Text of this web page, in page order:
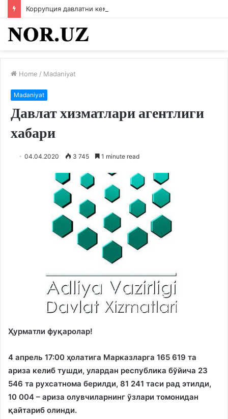
Коррупция давлатни кемиради
Home / Madaniyat
Madaniyat
Давлат хизматлари агентлиги
хабари
04.04.2020 3 745 1 minute read
Ҳурматли фуқаролар!
4 апрель 17:00 ҳолатига Марказларга 165 619 та
ариза келиб тушди, улардан республика бўйича 23
546 та рухсатнома берилди, 81 241 таси рад этилди,
10 004 – ариза олувчиларнинг ўзлари томонидан
қайтариб олинди.